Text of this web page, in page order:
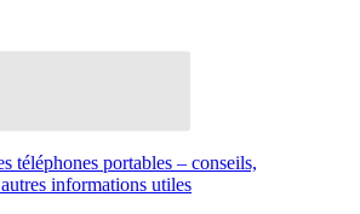
téléphones portables – conseils,
informations utiles